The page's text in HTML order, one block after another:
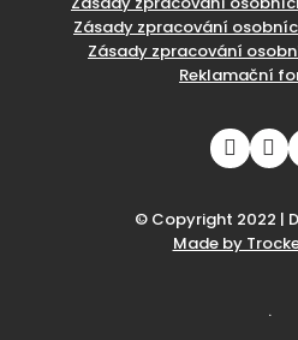
Zásady zpracování
Zásady zpracování
Reklamační
© Copyright 2022 |
Made by
.